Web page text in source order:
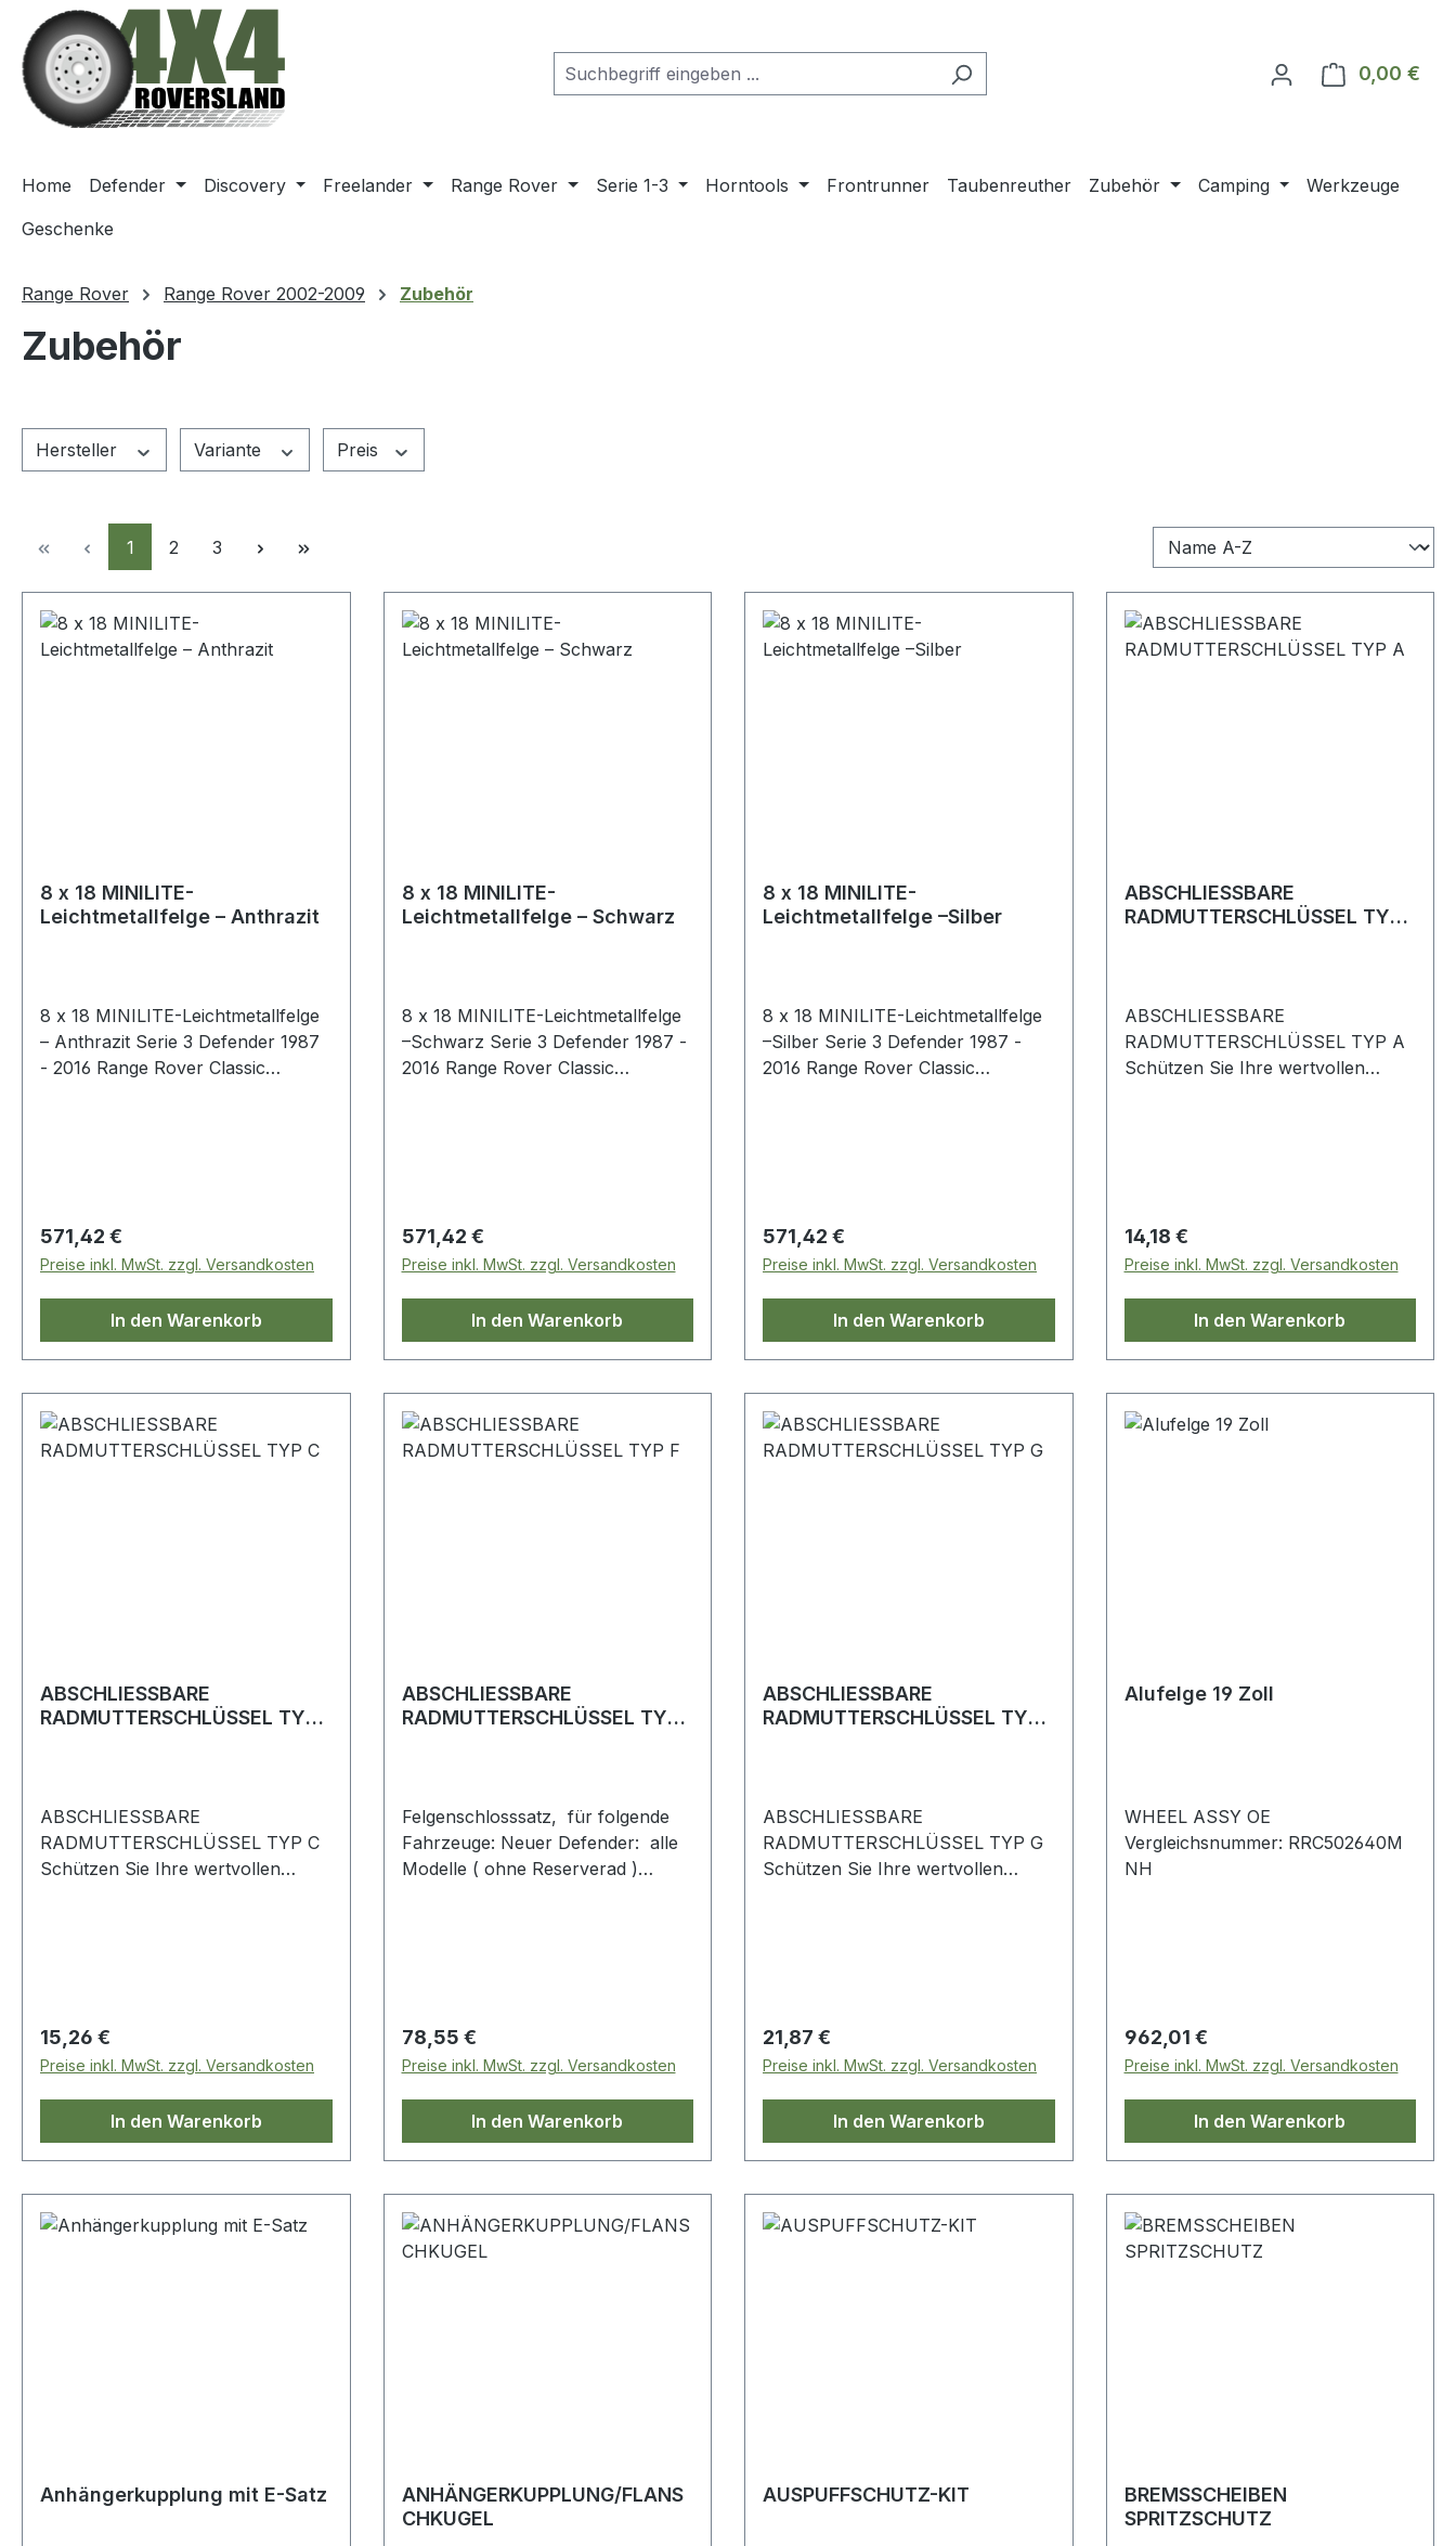
Hauptinhalt springen
Zur Suche springen
Zur Hauptnavigation springen
0,00 €
Home Defender Discovery Freelander Range Rover Serie 1-3 Horntools Frontrunner Taubenreuther Zubehör Camping
Werkzeuge
Geschenke
Range Rover Range Rover 2002-2009 Zubehör
Zubehör
Hersteller Variante Preis
Seite
1 Seite
2 Seite
3
8 x 18 MINILITE-
Leichtmetallfelge – Anthrazit
8 x 18 MINILITE-Leichtmetallfelge
– Anthrazit Serie 3 Defender 1987
- 2016 Range Rover Classic
Regulärer Preis:
571,42 €
Preise inkl. MwSt. zzgl. Versandkosten
In den Warenkorb
8 x 18 MINILITE-
Leichtmetallfelge – Schwarz
8 x 18 MINILITE-Leichtmetallfelge
–Schwarz Serie 3 Defender 1987 -
2016 Range Rover Classic
Regulärer Preis:
571,42 €
Preise inkl. MwSt. zzgl. Versandkosten
In den Warenkorb
8 x 18 MINILITE-
Leichtmetallfelge –Silber
8 x 18 MINILITE-Leichtmetallfelge
–Silber Serie 3 Defender 1987 -
2016 Range Rover Classic
Regulärer Preis:
571,42 €
Preise inkl. MwSt. zzgl. Versandkosten
In den Warenkorb
ABSCHLIESSBARE
RADMUTTERSCHLÜSSEL TYP
ABSCHLIESSBARE
RADMUTTERSCHLÜSSEL TYP A
Schützen Sie Ihre wertvollen
Regulärer Preis:
14,18 €
Preise inkl. MwSt. zzgl. Versandkosten
In den Warenkorb
ABSCHLIESSBARE
RADMUTTERSCHLÜSSEL TYP
ABSCHLIESSBARE
RADMUTTERSCHLÜSSEL TYP C
Schützen Sie Ihre wertvollen
Regulärer Preis:
15,26 €
Preise inkl. MwSt. zzgl. Versandkosten
In den Warenkorb
ABSCHLIESSBARE
RADMUTTERSCHLÜSSEL TYP
Felgenschlosssatz, für folgende
Fahrzeuge: Neuer Defender: alle
Modelle ( ohne Reserverad )
Regulärer Preis:
78,55 €
Preise inkl. MwSt. zzgl. Versandkosten
In den Warenkorb
ABSCHLIESSBARE
RADMUTTERSCHLÜSSEL TYP
ABSCHLIESSBARE
RADMUTTERSCHLÜSSEL TYP G
Schützen Sie Ihre wertvollen
Regulärer Preis:
21,87 €
Preise inkl. MwSt. zzgl. Versandkosten
In den Warenkorb
Alufelge 19 Zoll
WHEEL ASSY OE
Vergleichsnummer: RRC502640M
NH
Regulärer Preis:
962,01 €
Preise inkl. MwSt. zzgl. Versandkosten
In den Warenkorb
Anhängerkupplung mit E-Satz
ANHÄNGERKUPPLUNG/FLANS
CHKUGEL
AUSPUFFSCHUTZ-KIT
BREMSSCHEIBEN
SPRITZSCHUTZ